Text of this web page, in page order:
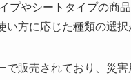
プやシートタイプの商
方に応じた種類の選択
販売されており、災害